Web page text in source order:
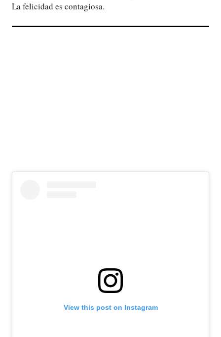
La felicidad es contagiosa.
View this post on Instagram